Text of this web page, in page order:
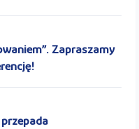
Zapraszamy